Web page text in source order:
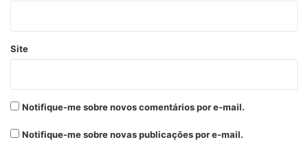
Site
Notifique-me sobre novos comentários por e-mail.
Notifique-me sobre novas publicações por e-mail.